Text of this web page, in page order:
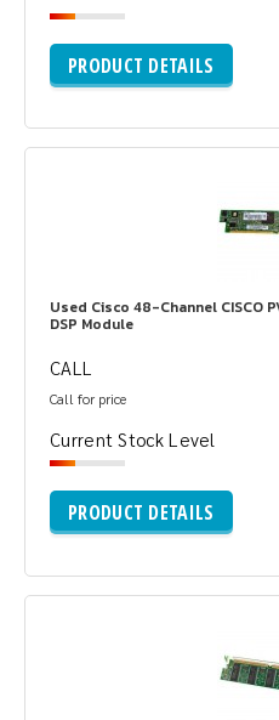
PRODUCT DETAILS
Used Cisco 48-Channel CISCO
DSP Module
CALL
Call for price
Current Stock Level
PRODUCT DETAILS